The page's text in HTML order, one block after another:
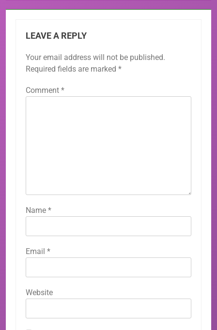
LEAVE A REPLY
Your email address will not be published.
Required fields are marked *
Comment *
Name *
Email *
Website